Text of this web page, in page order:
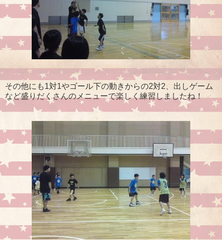
その他にも1対1やゴール下の動きからの2対2、出しゲーム
など盛りだくさんのメニューで楽しく練習しましたね！